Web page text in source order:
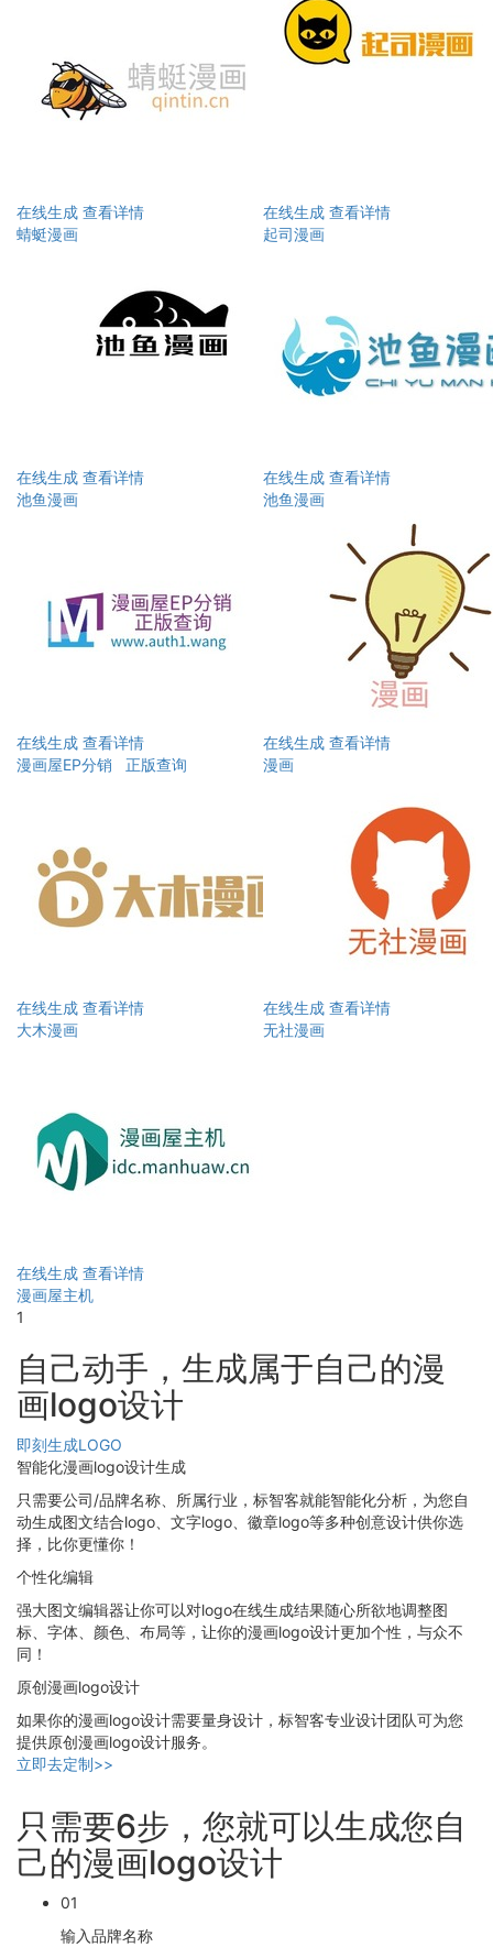
在线生成 查看详情
蜻蜓漫画
在线生成 查看详情
起司漫画
在线生成 查看详情
池鱼漫画
在线生成 查看详情
池鱼漫画
在线生成 查看详情
漫画屋EP分销 正版查询
在线生成 查看详情
漫画
在线生成 查看详情
大木漫画
在线生成 查看详情
无社漫画
在线生成 查看详情
漫画屋主机
1
自己动手，生成属于自己的漫
画logo设计
即刻生成LOGO
智能化漫画logo设计生成
只需要公司/品牌名称、所属行业，标智客就能智能化分析，为您自
动生成图文结合logo、文字logo、徽章logo等多种创意设计供你选
择，比你更懂你！
个性化编辑
强大图文编辑器让你可以对logo在线生成结果随心所欲地调整图
标、字体、颜色、布局等，让你的漫画logo设计更加个性，与众不
同！
原创漫画logo设计
如果你的漫画logo设计需要量身设计，标智客专业设计团队可为您
提供原创漫画logo设计服务。
立即去定制>>
只需要6步，您就可以生成您自
己的漫画logo设计
01
输入品牌名称